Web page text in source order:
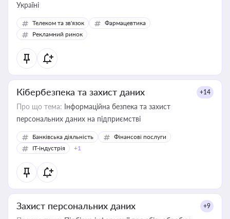
Україні
Телеком та зв'язок
Фармацевтика
Рекламний ринок
Кібербезпека та захист даних +14
Про що тема: Інформаційна безпека та захист
персональних даних на підприємстві
Банківська діяльність
Фінансові послуги
IT-індустрія
+1
Захист персональних даних +9